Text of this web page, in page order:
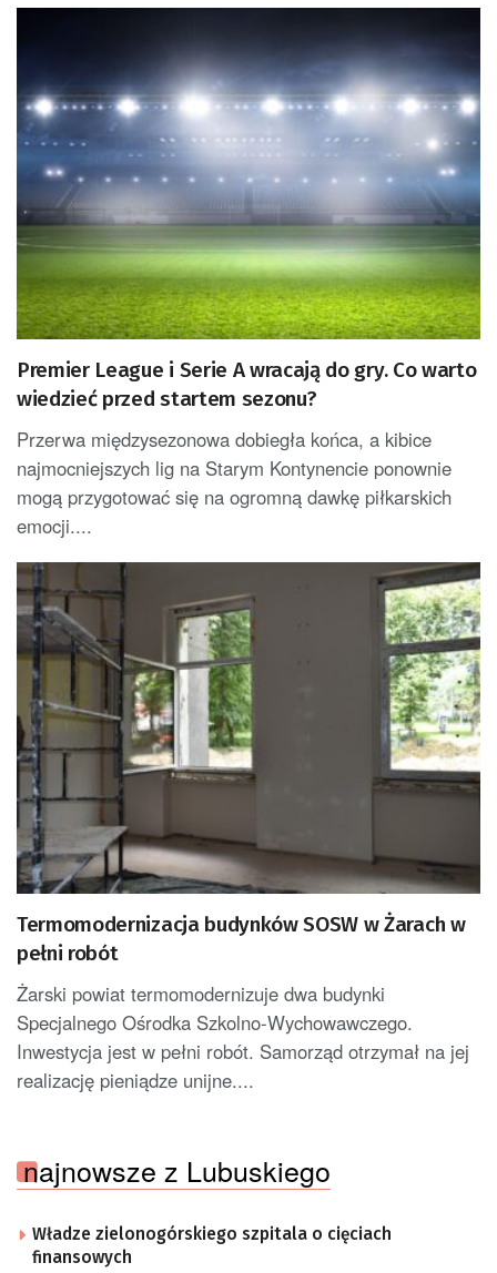
Premier League i Serie A wracają do gry. Co warto
wiedzieć przed startem sezonu?
Przerwa międzysezonowa dobiegła końca, a kibice
najmocniejszych lig na Starym Kontynencie ponownie
mogą przygotować się na ogromną dawkę piłkarskich
emocji....
Termomodernizacja budynków SOSW w Żarach w
pełni robót
Żarski powiat termomodernizuje dwa budynki
Specjalnego Ośrodka Szkolno-Wychowawczego.
Inwestycja jest w pełni robót. Samorząd otrzymał na jej
realizację pieniądze unijne....
najnowsze z Lubuskiego
Władze zielonogórskiego szpitala o cięciach
finansowych